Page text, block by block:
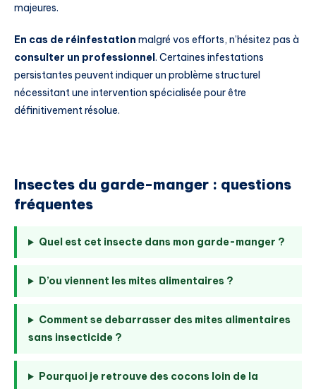
majeures.
En cas de réinfestation malgré vos efforts, n’hésitez pas à
consulter un professionnel . Certaines infestations
persistantes peuvent indiquer un problème structurel
nécessitant une intervention spécialisée pour être
définitivement résolue.
Insectes du garde-manger : questions
fréquentes
Quel est cet insecte dans mon garde-manger ?
D’ou viennent les mites alimentaires ?
Comment se debarrasser des mites alimentaires
sans insecticide ?
Pourquoi je retrouve des cocons loin de la